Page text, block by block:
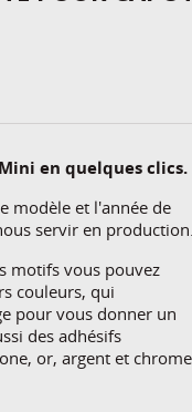
en quelques clics.
modèle et l'année de
servir en production.
motifs vous pouvez
couleurs, qui
pour vous donner un
des adhésifs
or, argent et chrome.